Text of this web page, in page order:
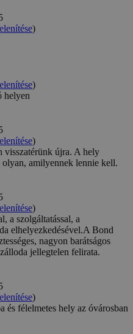
)
)
helyen
)
visszatérünk újra. A hely
amilyennek lennie kell.
)
a szolgáltatással, a
elhelyezkedésével.A Bond
nagyon barátságos
jellegtelen felirata.
)
és félelmetes hely az óvárosban